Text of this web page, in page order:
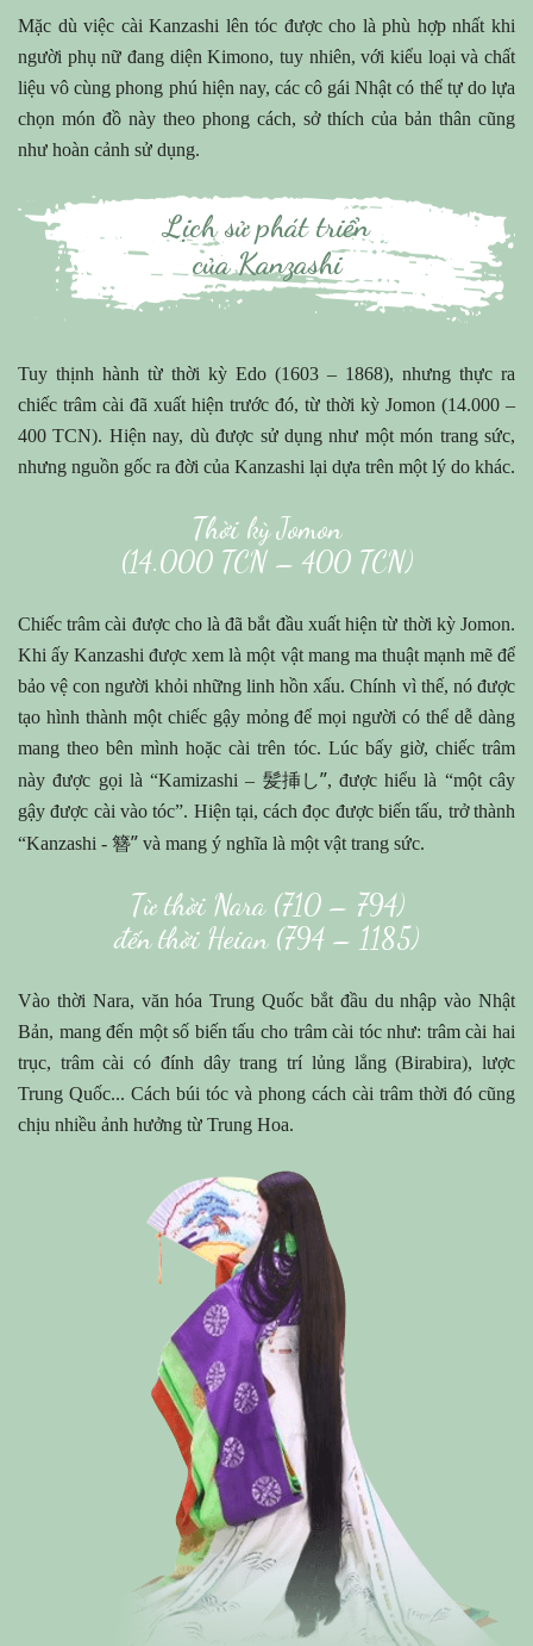
Mặc dù việc cài Kanzashi lên tóc được cho là phù hợp nhất khi
người phụ nữ đang diện Kimono, tuy nhiên, với kiểu loại và chất
liệu vô cùng phong phú hiện nay, các cô gái Nhật có thể tự do lựa
chọn món đồ này theo phong cách, sở thích của bản thân cũng
như hoàn cảnh sử dụng.
Lịch sử phát triển
của Kanzashi
Tuy thịnh hành từ thời kỳ Edo (1603 – 1868), nhưng thực ra
chiếc trâm cài đã xuất hiện trước đó, từ thời kỳ Jomon (14.000 –
400 TCN). Hiện nay, dù được sử dụng như một món trang sức,
nhưng nguồn gốc ra đời của Kanzashi lại dựa trên một lý do khác.
Thời kỳ Jomon
(14.000 TCN – 400 TCN)
Chiếc trâm cài được cho là đã bắt đầu xuất hiện từ thời kỳ Jomon.
Khi ấy Kanzashi được xem là một vật mang ma thuật mạnh mẽ để
bảo vệ con người khỏi những linh hồn xấu. Chính vì thế, nó được
tạo hình thành một chiếc gậy mỏng để mọi người có thể dễ dàng
mang theo bên mình hoặc cài trên tóc. Lúc bấy giờ, chiếc trâm
này được gọi là “Kamizashi – 髪挿し”, được hiểu là “một cây
gậy được cài vào tóc”. Hiện tại, cách đọc được biến tấu, trở thành
“Kanzashi - 簪” và mang ý nghĩa là một vật trang sức.
Từ thời Nara (710 – 794)
đến thời Heian (794 – 1185)
Vào thời Nara, văn hóa Trung Quốc bắt đầu du nhập vào Nhật
Bản, mang đến một số biến tấu cho trâm cài tóc như: trâm cài hai
trục, trâm cài có đính dây trang trí lủng lẳng (Birabira), lược
Trung Quốc... Cách búi tóc và phong cách cài trâm thời đó cũng
chịu nhiều ảnh hưởng từ Trung Hoa.